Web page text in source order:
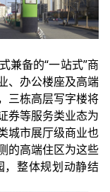
兼备的“一站式”商
、办公楼座及高端
三栋高层写字楼将
券等服务类业态为
城市展厅级商业也
的高端住区为这些
整体规划动静结